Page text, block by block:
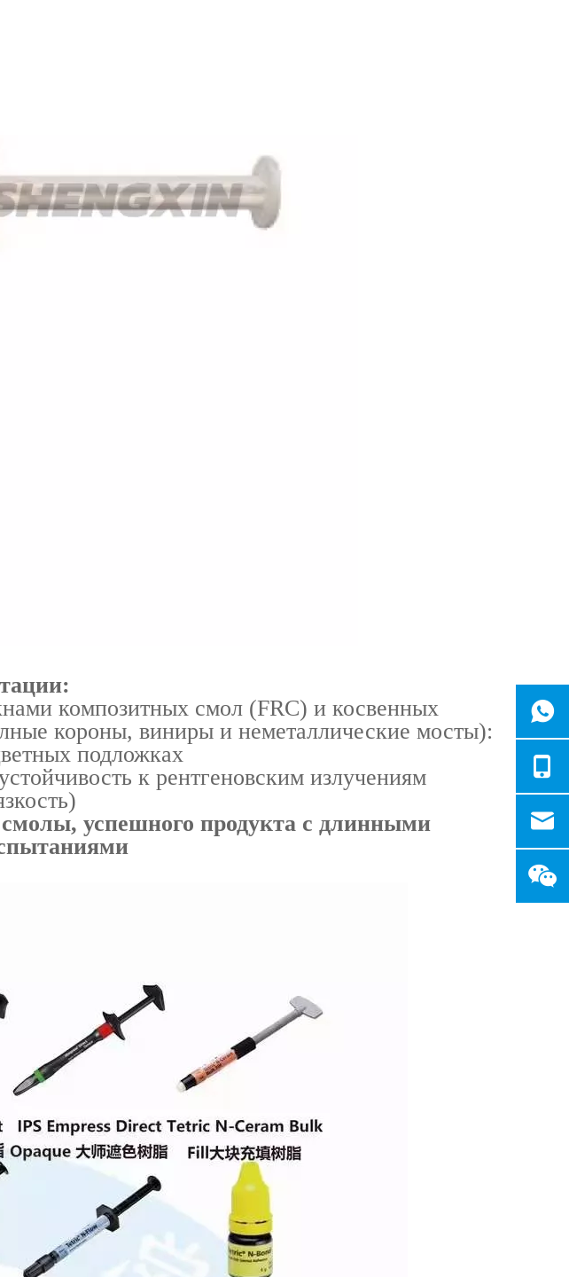
композитных смол (FRC) и косвенных
короны, виниры и неметаллические мосты):
подложках
к рентгеновским излучениям
успешного продукта с длинными